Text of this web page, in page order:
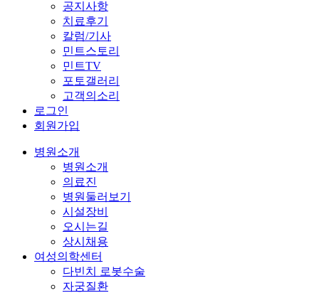
공지사항
치료후기
칼럼/기사
민트스토리
민트TV
포토갤러리
고객의소리
로그인
회원가입
병원소개
병원소개
의료진
병원둘러보기
시설장비
오시는길
상시채용
여성의학센터
다빈치 로봇수술
자궁질환